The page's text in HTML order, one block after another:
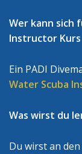
Wer kann sich
Instructor Kurs
Ein PADI
Water Scuba
Was wirst du
Du wirst an